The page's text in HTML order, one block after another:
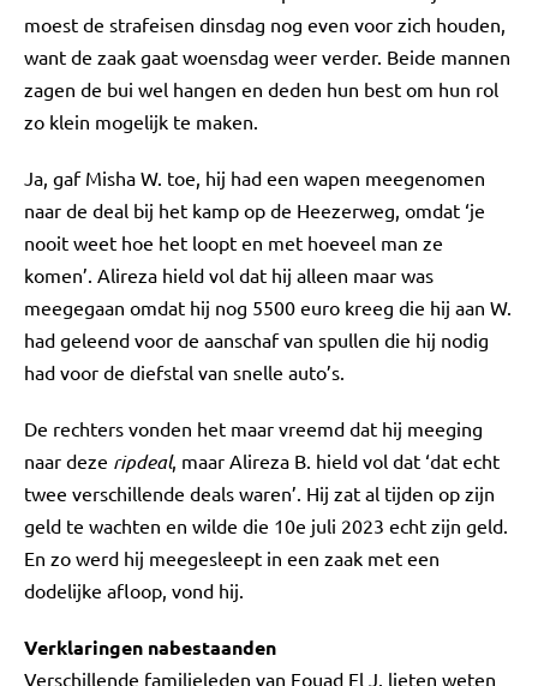
moest de strafeisen dinsdag nog even voor zich houden,
want de zaak gaat woensdag weer verder. Beide mannen
zagen de bui wel hangen en deden hun best om hun rol
zo klein mogelijk te maken.
Ja, gaf Misha W. toe, hij had een wapen meegenomen
naar de deal bij het kamp op de Heezerweg, omdat ‘je
nooit weet hoe het loopt en met hoeveel man ze
komen’. Alireza hield vol dat hij alleen maar was
meegegaan omdat hij nog 5500 euro kreeg die hij aan W.
had geleend voor de aanschaf van spullen die hij nodig
had voor de diefstal van snelle auto’s.
De rechters vonden het maar vreemd dat hij meeging
naar deze ripdeal, maar Alireza B. hield vol dat ‘dat echt
twee verschillende deals waren’. Hij zat al tijden op zijn
geld te wachten en wilde die 10e juli 2023 echt zijn geld.
En zo werd hij meegesleept in een zaak met een
dodelijke afloop, vond hij.
Verklaringen nabestaanden
Verschillende familieleden van Fouad El J. lieten weten